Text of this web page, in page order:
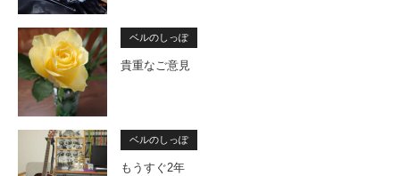
ベルのしっぽ
貴重なご意見
ベルのしっぽ
もうすぐ2年